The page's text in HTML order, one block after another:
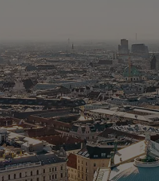
へ
ジ
の
ト
ッ
プ
へ
非
表
示